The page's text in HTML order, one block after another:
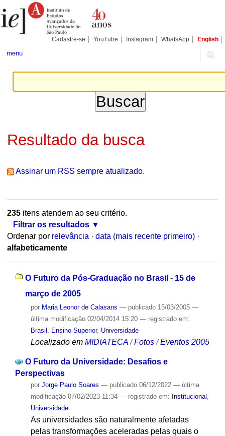
para
conteúdo.
Pessoais
Cadastre-se YouTube Instagram WhatsApp English
menu
Resultado da busca
Assinar um RSS sempre atualizado.
235itens atendem ao seu critério.
Filtrar os resultados
Ordenar por relevância · data (mais recente primeiro) ·
alfabeticamente
O Futuro da Pós-Graduação no Brasil - 15 de
março de 2005
por Maria Leonor de Calasans — publicado15/03/2005 —
última modificação02/04/2014 15:20 — registrado em:
Brasil
Ensino Superior, Universidade
Localizado em MIDIATECA /Fotos /Eventos 2005
O Futuro da Universidade: Desafios e
Perspectivas
por Jorge Paulo Soares — publicado06/12/2022 — última
modificação07/02/2023 11:34 — registrado em: Institucional
Universidade
As universidades são naturalmente afetadas
pelas transformações aceleradas pelas quais o